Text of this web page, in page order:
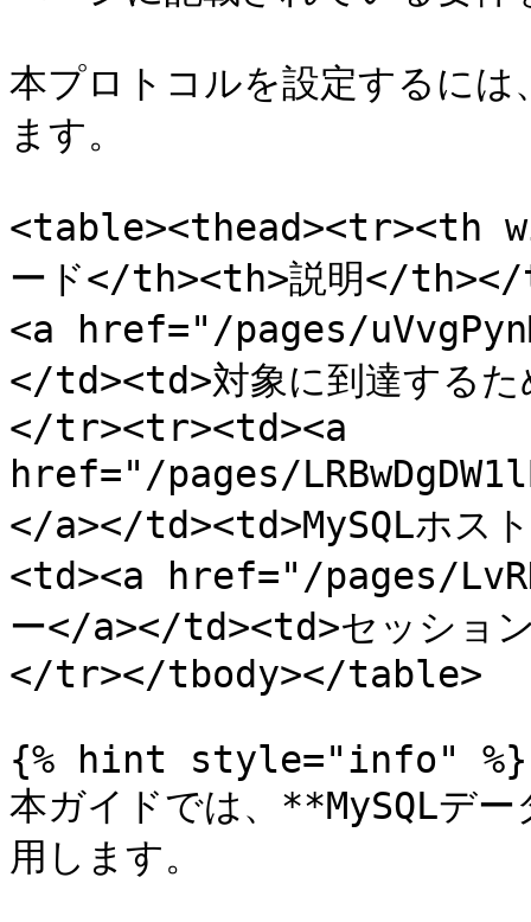
本プロトコルを設定するには
ます。
<table><thead><tr><th
ード</th><th>説明</
<a href="/pages/
</td><td>対象に到達する
</tr><tr><td><a
href="/pages/
</a></td><td>MySQLホ
<td><a href="/pages/
ー</a></td><td>セッション
</tr></tbody></table>
{% hint style="info" %}
本ガイドでは、**MySQLデ
用します。